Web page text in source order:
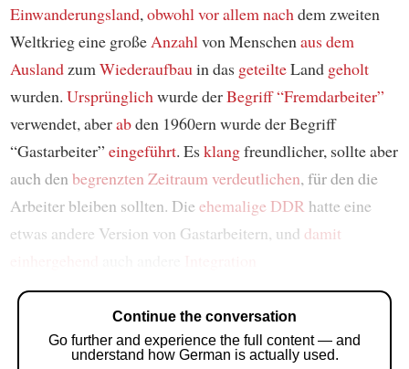
Einwanderungsland,obwohlvor allem nachdem zweiten
Weltkrieg eine großeAnzahlvon Menschenaus dem
AuslandzumWiederaufbauin das geteilteLand geholt
wurden. Ursprünglichwurde derBegriff“Fremdarbeiter”
verwendet, aberabden 1960ern wurde der Begriff
“Gastarbeiter” eingeführt. Esklangfreundlicher, sollte aber
auch den begrenztenZeitraumverdeutlichen, für den die
Arbeiter bleiben sollten. Die ehemalige DDR hatte eine
etwas andere Version von Gastarbeitern, und damit
Continue the conversation
Go further and experience the full content — and
understand how German is actually used.